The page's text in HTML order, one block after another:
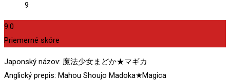
9
9.0
Priemerné skóre
Japonský názov: 魔法少女まどか★マギカ
Anglický prepis: Mahou Shoujo Madoka★Magica